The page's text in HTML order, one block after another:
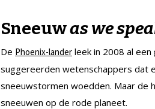
Sneeuwas we
De Phoenix-lander leek in 2008 al een
suggereerden wetenschappers dat
sneeuwstormen woedden. Maar de
sneeuwen op de rode planeet.